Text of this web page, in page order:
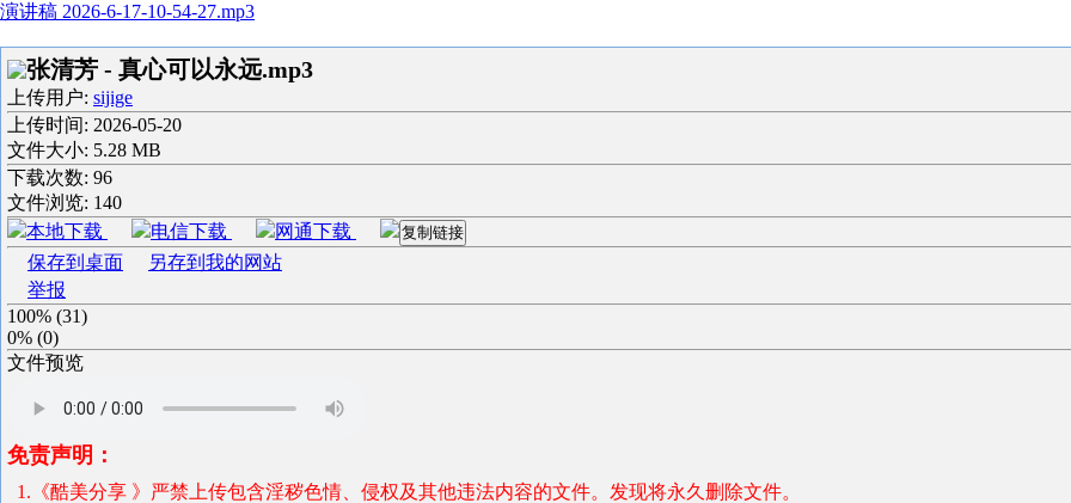
演讲稿 2026-6-17-10-54-27.mp3
张清芳 - 真心可以永远.mp3
上传用户: sijige
上传时间: 2026-05-20
文件大小: 5.28 MB
下载次数: 96
文件浏览: 140
本地下载
电信下载 网通下载 复制链接
保存到桌面
另存到我的网站
举报
100% (31)
0% (0)
文件预览
免责声明：
1.《酷美分享 》严禁上传包含淫秽色情、侵权及其他违法内容的文件。发现将永久删除文件。